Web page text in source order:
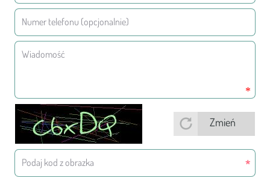
Nasz zespół
Oferta
Co proponujemy
Zmień